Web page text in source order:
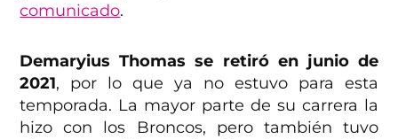
comunicado.
Demaryius Thomas se retiró en junio de
2021, por lo que ya no estuvo para esta
temporada. La mayor parte de su carrera la
hizo con los Broncos, pero también tuvo